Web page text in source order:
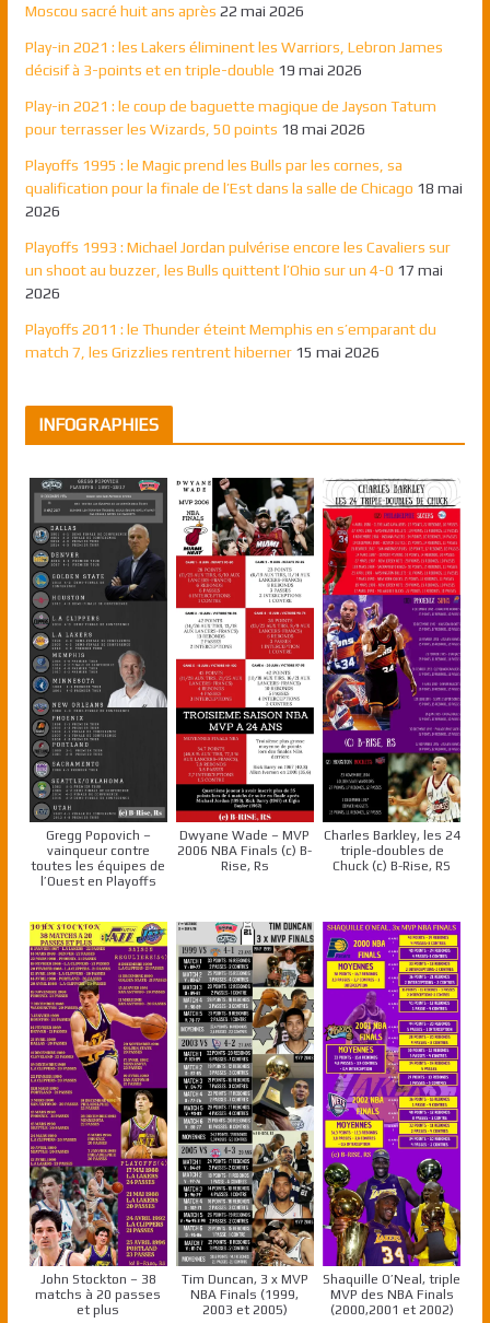
Moscou sacré huit ans après 22 mai 2026
Play-in 2021 : les Lakers éliminent les Warriors, Lebron James
décisif à 3-points et en triple-double 19 mai 2026
Play-in 2021 : le coup de baguette magique de Jayson Tatum
pour terrasser les Wizards, 50 points 18 mai 2026
Playoffs 1995 : le Magic prend les Bulls par les cornes, sa
qualification pour la finale de l’Est dans la salle de Chicago 18 mai
2026
Playoffs 1993 : Michael Jordan pulvérise encore les Cavaliers sur
un shoot au buzzer, les Bulls quittent l’Ohio sur un 4-0 17 mai
2026
Playoffs 2011 : le Thunder éteint Memphis en s’emparant du
match 7, les Grizzlies rentrent hiberner 15 mai 2026
INFOGRAPHIES
Gregg Popovich –
vainqueur contre
toutes les équipes de
l’Ouest en Playoffs
Dwyane Wade – MVP
2006 NBA Finals (c) B-
Rise, Rs
Charles Barkley, les 24
triple-doubles de
Chuck (c) B-Rise, RS
John Stockton – 38
matchs à 20 passes
et plus
Tim Duncan, 3 x MVP
NBA Finals (1999,
2003 et 2005)
Shaquille O’Neal, triple
MVP des NBA Finals
(2000,2001 et 2002)